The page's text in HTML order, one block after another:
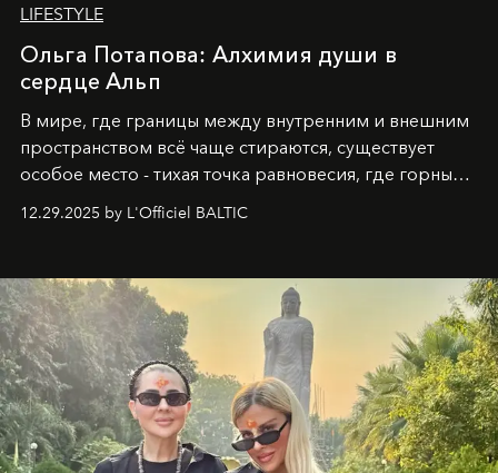
LIFESTYLE
Ольга Потапова: Алхимия души в
сердце Альп
В мире, где границы между внутренним и внешним
пространством всё чаще стираются, существует
особое место - тихая точка равновесия, где горные
глубинами человеческой души. Здесь, на стыке
Ольга Потапова - женщина, чей путь от поиска
истины превратился в искусство превращения
человеческих кризисов в возможности для
возрождения.
12.29.2025 by L'Officiel BALTIC